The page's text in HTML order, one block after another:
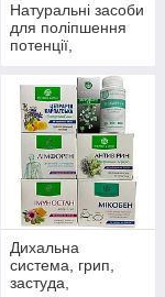
Натуральні засоби
для поліпшення
потенції,
чоловічого
здоров'я
Дихальна
система, грип,
застуда,